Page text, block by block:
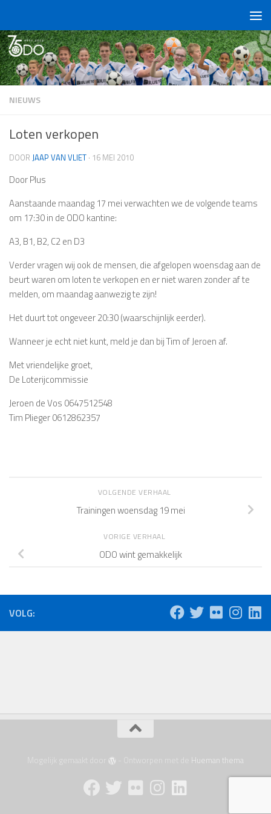
NIEUWS
Loten verkopen
DOOR JAAP VAN VLIET · 16 MEI 2010
Door Plus
Aanstaande maandag 17 mei verwachten we de volgende teams
om 17:30 in de ODO kantine:
A3, B1, B2, C2 en D3
Verder vragen wij ook de mensen, die afgelopen woensdag aan de
beurt waren om loten te verkopen en er niet waren zonder af te
melden, om maandag aanwezig te zijn!
Het duurt tot ongeveer 20:30 (waarschijnlijk eerder).
Wanneer je echt niet kunt, meld je dan bij Tim of Jeroen af.
Met vriendelijke groet,
De Loterijcommissie
Jeroen de Vos 0647512548
Tim Plieger 0612862357
VOLGENDE VERHAAL
Trainingen woensdag 19 mei
VORIGE VERHAAL
ODO wint gemakkelijk
VOLG:
Mogelijk gemaakt door - Ontworpen met de Hueman thema